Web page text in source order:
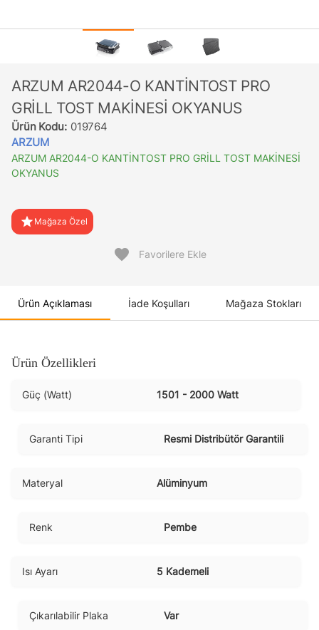
ARZUM AR2044-O KANTİNTOST PRO
GRİLL TOST MAKİNESİ OKYANUS
Ürün Kodu: 019764
ARZUM
ARZUM AR2044-O KANTİNTOST PRO GRİLL TOST MAKİNESİ
OKYANUS
star Mağaza Özel
favorite Favorilere Ekle
Ürün Açıklaması İade Koşulları Mağaza Stokları
Ürün Özellikleri
Güç (Watt) 1501 - 2000 Watt
Garanti Tipi Resmi Distribütör Garantili
Materyal Alüminyum
Renk Pembe
Isı Ayarı 5 Kademeli
Çıkarılabilir Plaka Var